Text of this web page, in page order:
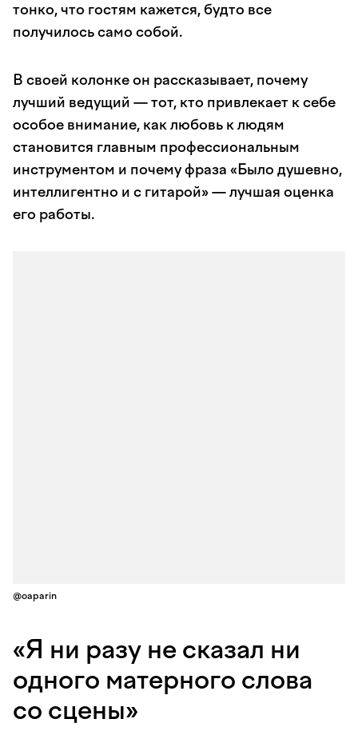
тонко, что гостям кажется, будто все
получилось само собой.
В своей колонке он рассказывает, почему
лучший ведущий — тот, кто привлекает к себе
особое внимание, как любовь к людям
становится главным профессиональным
инструментом и почему фраза «Было душевно,
интеллигентно и с гитарой» — лучшая оценка
его работы.
@oaparin
«Я ни разу не сказал ни
одного матерного слова
со сцены»